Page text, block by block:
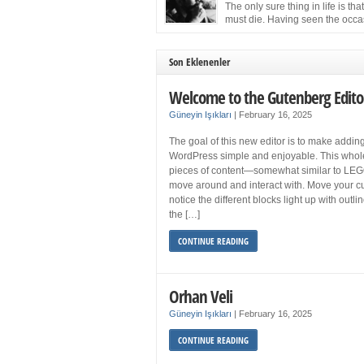
and still feel fatigued when your […]
The only sure thing in life is that
must die. Having seen the
the Cuban Revolution would succumb to that
Son Eklenenler
Welcome to the Gutenberg
Güneyin Işıkları February 16, 2025
The goal of this new editor is to make
WordPress simple and enjoyable. This
pieces of content—somewhat similar to
move around and interact with. Move your
notice the different blocks light up with
the […]
CONTINUE READING
Orhan Veli
Güneyin Işıkları February 16, 2025
CONTINUE READING